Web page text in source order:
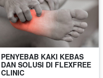
PENYEBAB KAKI KEBAS
DAN SOLUSI DI FLEXFREE
CLINIC